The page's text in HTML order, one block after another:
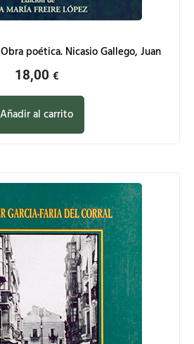
poética. Nicasio Gallego, Juan
18,00 €
Añadir al carrito